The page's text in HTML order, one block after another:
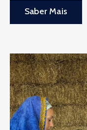
Saber Mais